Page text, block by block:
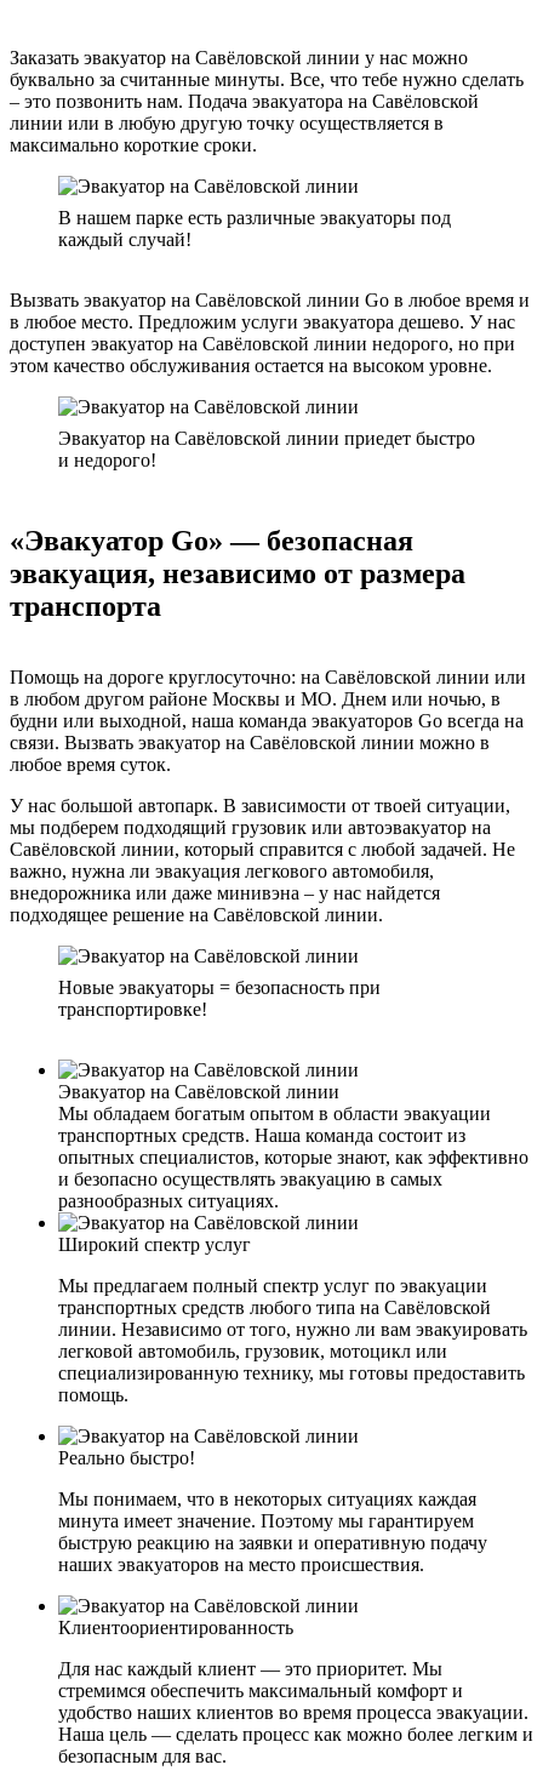
Заказать эвакуатор на Савёловской линии у нас можно
буквально за считанные минуты. Все, что тебе нужно сделать
– это позвонить нам. Подача эвакуатора на Савёловской
линии или в любую другую точку осуществляется в
максимально короткие сроки.
В нашем парке есть различные эвакуаторы под
каждый случай!
Вызвать эвакуатор на Савёловской линии Go в любое время и
в любое место. Предложим услуги эвакуатора дешево. У нас
доступен эвакуатор на Савёловской линии недорого, но при
этом качество обслуживания остается на высоком уровне.
Эвакуатор на Савёловской линии приедет быстро
и недорого!
«Эвакуатор Go» — безопасная
эвакуация, независимо от размера
транспорта
Помощь на дороге круглосуточно: на Савёловской линии или
в любом другом районе Москвы и МО. Днем или ночью, в
будни или выходной, наша команда эвакуаторов Go всегда на
связи. Вызвать эвакуатор на Савёловской линии можно в
любое время суток.
У нас большой автопарк. В зависимости от твоей ситуации,
мы подберем подходящий грузовик или автоэвакуатор на
Савёловской линии, который справится с любой задачей. Не
важно, нужна ли эвакуация легкового автомобиля,
внедорожника или даже минивэна – у нас найдется
подходящее решение на Савёловской линии.
Новые эвакуаторы = безопасность при
транспортировке!
Эвакуатор на Савёловской линии
Мы обладаем богатым опытом в области эвакуации
транспортных средств. Наша команда состоит из
опытных специалистов, которые знают, как эффективно
и безопасно осуществлять эвакуацию в самых
разнообразных ситуациях.
Широкий спектр услуг
Мы предлагаем полный спектр услуг по эвакуации
транспортных средств любого типа на Савёловской
линии. Независимо от того, нужно ли вам эвакуировать
легковой автомобиль, грузовик, мотоцикл или
специализированную технику, мы готовы предоставить
помощь.
Реально быстро!
Мы понимаем, что в некоторых ситуациях каждая
минута имеет значение. Поэтому мы гарантируем
быструю реакцию на заявки и оперативную подачу
наших эвакуаторов на место происшествия.
Клиентоориентированность
Для нас каждый клиент — это приоритет. Мы
стремимся обеспечить максимальный комфорт и
удобство наших клиентов во время процесса эвакуации.
Наша цель — сделать процесс как можно более легким и
безопасным для вас.